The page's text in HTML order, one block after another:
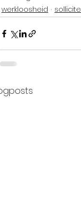
werkloosheid